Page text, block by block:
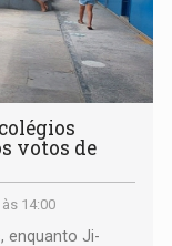
votos de
14:00
enquanto Ji-